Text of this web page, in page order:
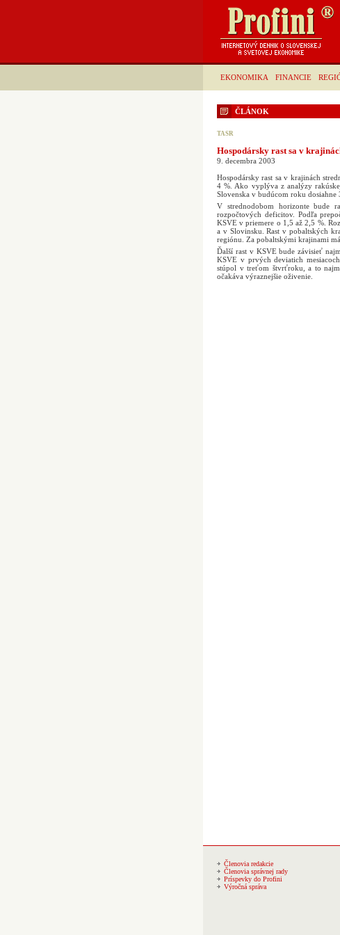
EKONOMIKA FINANCIE
ČLÁNOK
TASR
Hospodársky rast sa v
9. decembra 2003
Hospodársky rast sa v krajinách
4 %. Ako vyplýva z analýzy
Slovenska v budúcom roku dosiahne
V strednodobom horizonte bude
rozpočtových deficitov. Podľa
KSVE v priemere o 1,5 až 2,5 %.
a v Slovinsku. Rast v pobaltských
regiónu. Za pobaltskými krajinami
Ďalší rast v KSVE bude závisieť
KSVE v prvých deviatich
stúpol v treťom štvrťroku, a to
očakáva výraznejšie oživenie.
Členovia redakcie
Členovia správnej rady
Príspevky do Profini
Výročná správa